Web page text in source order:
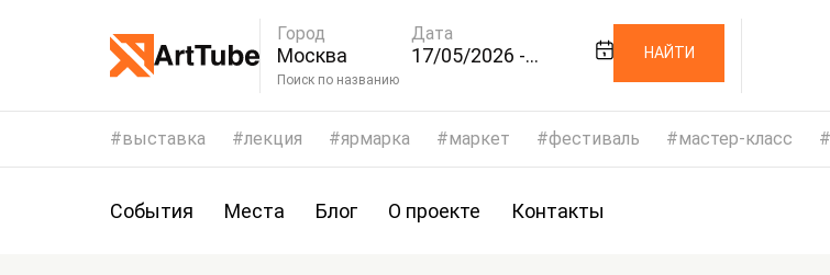
Город
Москва
Дата
17/05/2026 -
Поиск по названию
НАЙТИ
выставка лекция ярмарка маркет фестиваль мастер-класс
События Места Блог О проекте Контакты